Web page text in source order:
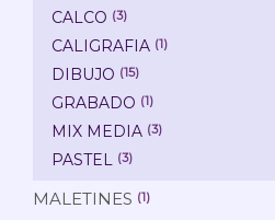
CALCO (3)
CALIGRAFIA (1)
DIBUJO (15)
GRABADO (1)
MIX MEDIA (3)
PASTEL (3)
MALETINES (1)